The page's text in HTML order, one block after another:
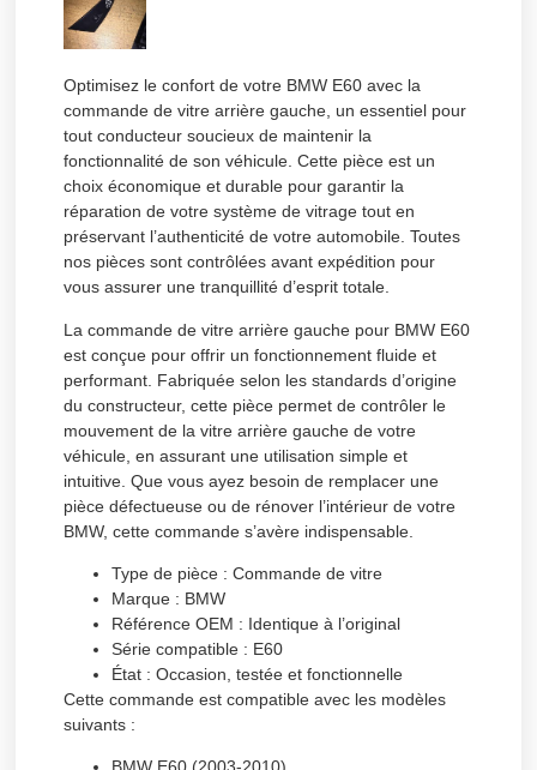
Optimisez le confort de votre BMW E60 avec la
commande de vitre arrière gauche, un essentiel pour
tout conducteur soucieux de maintenir la
fonctionnalité de son véhicule. Cette pièce est un
choix économique et durable pour garantir la
réparation de votre système de vitrage tout en
préservant l’authenticité de votre automobile. Toutes
nos pièces sont contrôlées avant expédition pour
vous assurer une tranquillité d’esprit totale.
La commande de vitre arrière gauche pour BMW E60
est conçue pour offrir un fonctionnement fluide et
performant. Fabriquée selon les standards d’origine
du constructeur, cette pièce permet de contrôler le
mouvement de la vitre arrière gauche de votre
véhicule, en assurant une utilisation simple et
intuitive. Que vous ayez besoin de remplacer une
pièce défectueuse ou de rénover l’intérieur de votre
BMW, cette commande s’avère indispensable.
Type de pièce : Commande de vitre
Marque : BMW
Référence OEM : Identique à l’original
Série compatible : E60
État : Occasion, testée et fonctionnelle
Cette commande est compatible avec les modèles
suivants :